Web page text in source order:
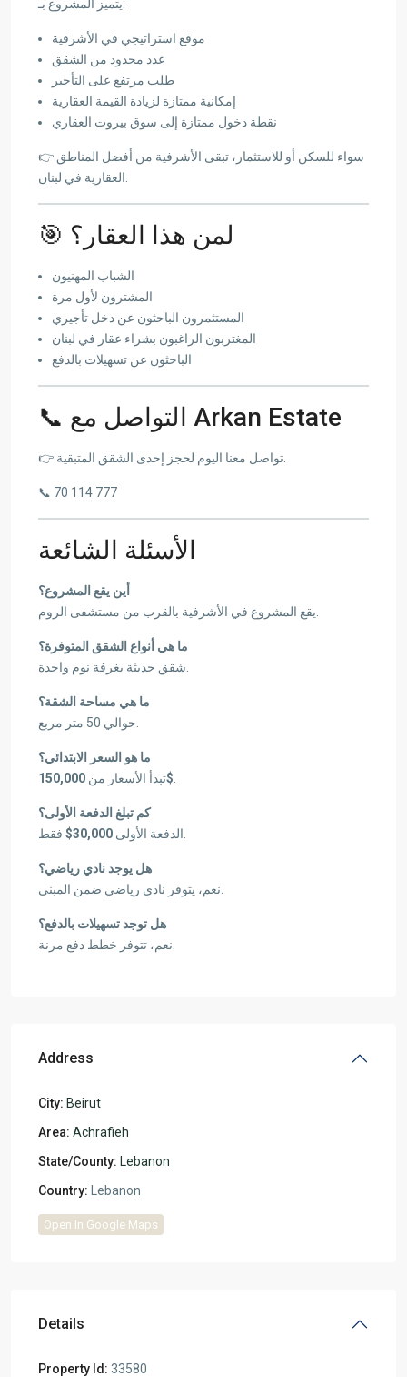
يتميز المشروع بـ:
موقع استراتيجي في الأشرفية
عدد محدود من الشقق
طلب مرتفع على التأجير
إمكانية ممتازة لزيادة القيمة العقارية
نقطة دخول ممتازة إلى سوق بيروت العقاري
👉 سواء للسكن أو للاستثمار، تبقى الأشرفية من أفضل المناطق
🎯 لمن هذا العقار؟
الشباب المهنيون
المشترون لأول مرة
المستثمرون الباحثون عن دخل تأجيري
المغتربون الراغبون بشراء عقار في لبنان
الباحثون عن تسهيلات بالدفع
📞 التواصل مع Arkan Estate
📞 70 114 777
الأسئلة الشائعة
أين يقع المشروع؟
ما هي أنواع الشقق المتوفرة؟
ما هي مساحة الشقة؟
ما هو السعر الابتدائي؟
تبدأ الأسعار من150,000$
كم تبلغ الدفعة الأولى؟
الدفعة الأولى 30,000$
هل يوجد نادي رياضي؟
هل توجد تسهيلات بالدفع؟
Address
City: Beirut
Area: Achrafieh
State/County: Lebanon
Country: Lebanon
Open In Google Maps
Details
Property Id: 33580